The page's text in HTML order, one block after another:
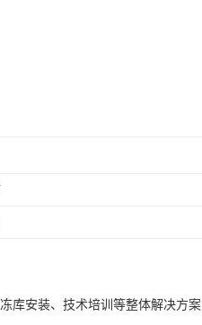
库安装、技术培训等整体解决方案